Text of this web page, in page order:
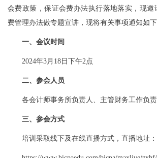
会费政策，保证会费办法执行落地落实，现邀
费管理办法做专题宣讲，现将有关事项通知如下
一、会议时间
2024年3月18日下午2点
二、参会人员
各会计师事务所负责人、主管财务工作负责
三、参会方式
培训采取线下及在线直播方式，直播地址：